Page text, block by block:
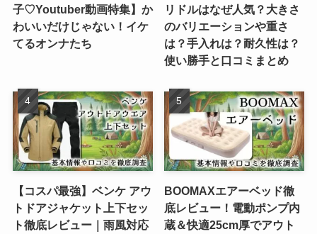
子♡Youtuber動画特集】か
わいいだけじゃない！イケ
てるオンナたち
リドルはなぜ人気？大きさ
のバリエーションや重さ
は？手入れは？耐久性は？
使い勝手と口コミまとめ
【コスパ最強】ベンケ アウ
トドアジャケット上下セッ
ト徹底レビュー｜雨風対応
BOOMAXエアーベッド徹
底レビュー！電動ポンプ内
蔵＆快適25cm厚でアウト